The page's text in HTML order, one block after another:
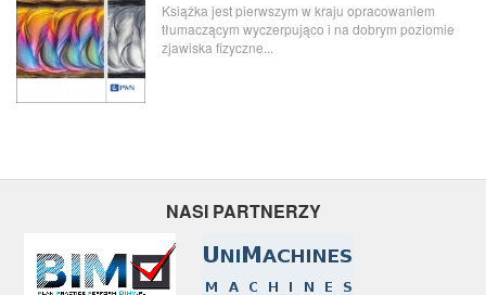
Książka jest pierwszym w kraju opracowaniem
tłumaczącym wyczerpująco i na dobrym poziomie
zjawiska fizyczne...
NASI PARTNERZY